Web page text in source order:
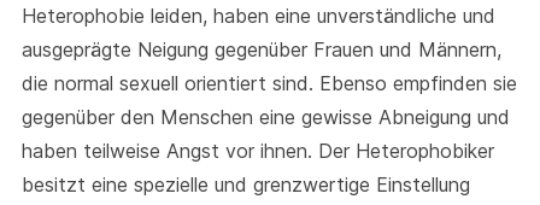
Heterophobie leiden, haben eine unverständliche und
ausgeprägte Neigung gegenüber Frauen und Männern,
die normal sexuell orientiert sind. Ebenso empfinden sie
gegenüber den Menschen eine gewisse Abneigung und
haben teilweise Angst vor ihnen. Der Heterophobiker
besitzt eine spezielle und grenzwertige Einstellung